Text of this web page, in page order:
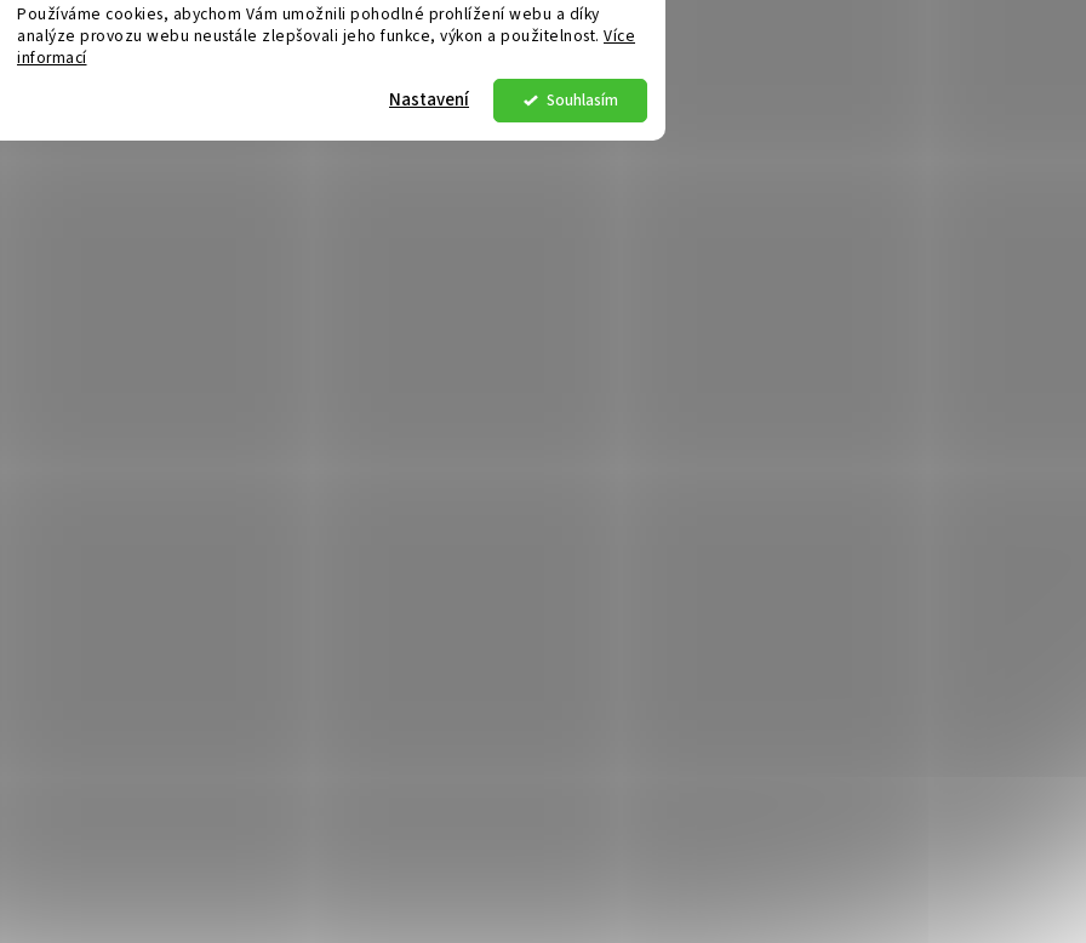
Používáme cookies, abychom Vám umožnili pohodlné prohlížení webu a díky
analýze provozu webu neustále zlepšovali jeho funkce, výkon a použitelnost. Více
informací
Souhlasím
Nastavení